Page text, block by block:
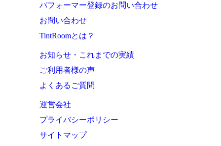
パフォーマー登録のお問い合わせ
お問い合わせ
TintRoomとは？
お知らせ・これまでの実績
ご利用者様の声
よくあるご質問
運営会社
プライバシーポリシー
サイトマップ